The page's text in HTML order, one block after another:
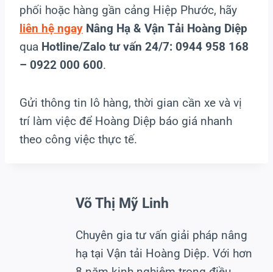
phối hoặc hàng gần cảng Hiệp Phước, hãy
liên hệ ngay Nâng Hạ & Vận Tải Hoàng Diệp
qua Hotline/Zalo tư vấn 24/7: 0944 958 168
– 0922 000 600.
Gửi thông tin lô hàng, thời gian cần xe và vị
trí làm việc để Hoàng Diệp báo giá nhanh
theo công việc thực tế.
Võ Thị Mỹ Linh
Chuyên gia tư vấn giải pháp nâng
hạ tại Vận tải Hoàng Diệp. Với hơn